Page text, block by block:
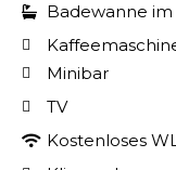
Badewanne
Minibar
TV
Kostenloses